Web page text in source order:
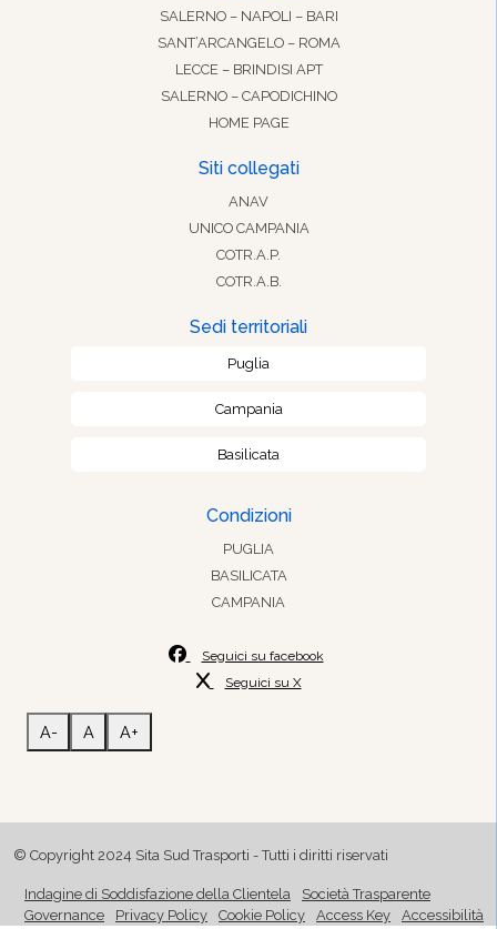
SALERNO – NAPOLI – BARI
SANT’ARCANGELO – ROMA
LECCE – BRINDISI APT
SALERNO – CAPODICHINO
HOME PAGE
Siti collegati
ANAV
UNICO CAMPANIA
COTR.A.P.
COTR.A.B.
Sedi territoriali
Puglia
Campania
Basilicata
Condizioni
PUGLIA
BASILICATA
CAMPANIA
Seguici su facebook
Seguici su X
A- A A+
© Copyright 2024 Sita Sud Trasporti - Tutti i diritti riservati
Indagine di Soddisfazione della Clientela
Società Trasparente
Governance
Privacy Policy Cookie Policy Access Key Accessibilità